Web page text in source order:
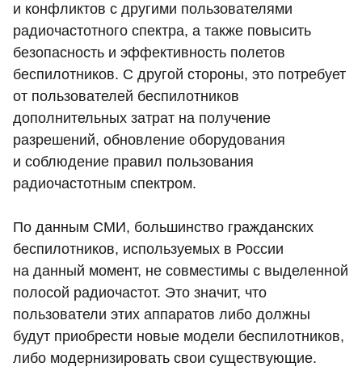
и конфликтов с другими пользователями
радиочастотного спектра, а также повысить
безопасность и эффективность полетов
беспилотников. С другой стороны, это потребует
от пользователей беспилотников
дополнительных затрат на получение
разрешений, обновление оборудования
и соблюдение правил пользования
радиочастотным спектром.
По данным СМИ, большинство гражданских
беспилотников, используемых в России
на данный момент, не совместимы с выделенной
полосой радиочастот. Это значит, что
пользователи этих аппаратов либо должны
будут приобрести новые модели беспилотников,
либо модернизировать свои существующие.